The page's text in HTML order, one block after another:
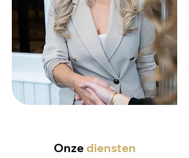
Onze diensten